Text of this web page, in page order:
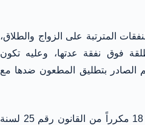
المترتبة على الزواج والطلاق،
فوق نفقة عدتها، وعليه تكون
الصادر بتطليق المطعون ضدها مع
وإذ اشترط المشرع بنص المادة 18 مكرراً من القانون رقم 25 لسنة